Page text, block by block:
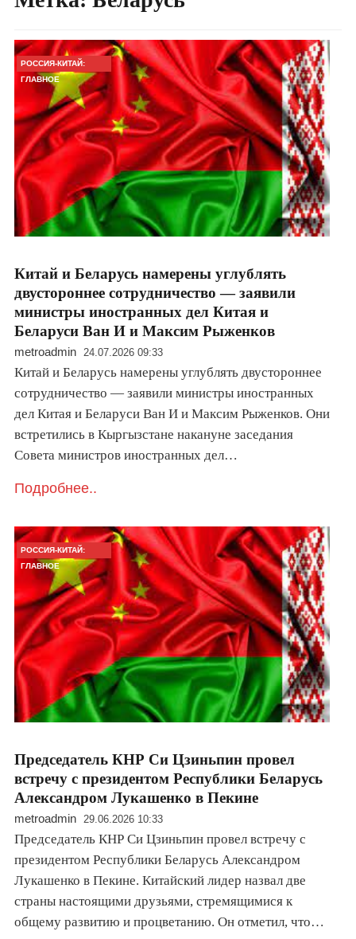
РОССИЯ-КИТАЙ:
ГЛАВНОЕ
Китай и Беларусь намерены углублять
двустороннее сотрудничество — заявили
министры иностранных дел Китая и
Беларуси Ван И и Максим Рыженков
metroadmin 24.07.2026 09:33
Китай и Беларусь намерены углублять двустороннее
сотрудничество — заявили министры иностранных
дел Китая и Беларуси Ван И и Максим Рыженков. Они
встретились в Кыргызстане накануне заседания
Совета министров иностранных дел…
Подробнее..
РОССИЯ-КИТАЙ:
ГЛАВНОЕ
Председатель КНР Си Цзиньпин провел
встречу с президентом Республики Беларусь
Александром Лукашенко в Пекине
metroadmin 29.06.2026 10:33
Председатель КНР Си Цзиньпин провел встречу с
президентом Республики Беларусь Александром
Лукашенко в Пекине. Китайский лидер назвал две
страны настоящими друзьями, стремящимися к
общему развитию и процветанию. Он отметил, что…